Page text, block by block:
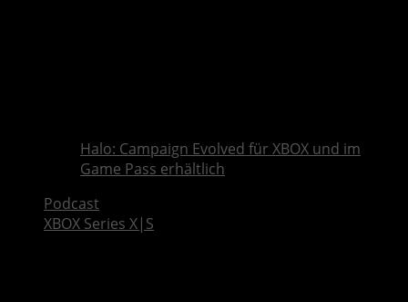
Halo: Campaign Evolved für XBOX und im
Game Pass erhältlich
Podcast
XBOX Series X|S